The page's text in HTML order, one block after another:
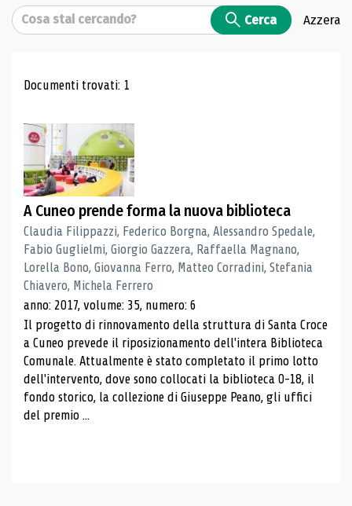
Cerca Cerca Azzera
Risultati di ricerca
Documenti trovati: 1
A Cuneo prende forma la nuova biblioteca
Claudia Filippazzi, Federico Borgna, Alessandro Spedale,
Fabio Guglielmi, Giorgio Gazzera, Raffaella Magnano,
Lorella Bono, Giovanna Ferro, Matteo Corradini, Stefania
Chiavero, Michela Ferrero
anno: 2017, volume: 35, numero: 6
Il progetto di rinnovamento della struttura di Santa Croce
a Cuneo prevede il riposizionamento dell'intera Biblioteca
Comunale. Attualmente è stato completato il primo lotto
dell'intervento, dove sono collocati la biblioteca 0-18, il
fondo storico, la collezione di Giuseppe Peano, gli uffici
del premio ...